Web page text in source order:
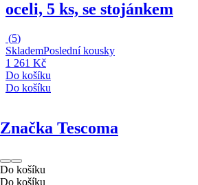
oceli, 5 ks, se stojánkem
(5)
SklademPoslední kousky
1 261 Kč
Do košíku
Do košíku
Značka Tescoma
Do košíku
Do košíku